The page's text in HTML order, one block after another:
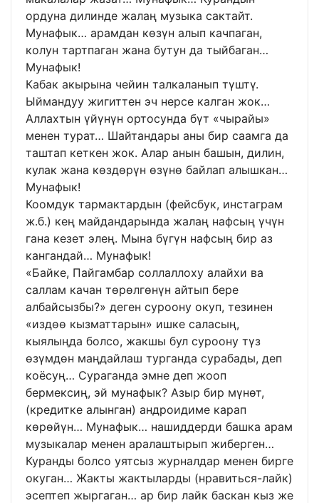
ордуна дилинде жалаң музыка сактайт.
Мунафык… арамдан көзүн алып качпаган,
колун тартпаган жана бутун да тыйбаган…
Мунафык!
Кабак акырына чейин талкаланып түштү.
Ыймандуу жигиттен эч нерсе калган жок…
Аллахтын үйүнүн ортосунда бүт «чырайы»
менен турат… Шайтандары аны бир саамга да
таштап кеткен жок. Алар анын башын, дилин,
кулак жана көздөрүн өзүнө байлап алышкан…
Мунафык!
Коомдук тармактардын (фейсбук, инстаграм
ж.б.) кең майдандарында жалаң нафсың үчүн
гана кезет элең. Мына бүгүн нафсың бир аз
кангандай… Мунафык!
«Байке, Пайгамбар соллаллоху алайхи ва
саллам качан төрөлгөнүн айтып бере
албайсызбы?» деген суроону окуп, тезинен
«издөө кызматтарын» ишке саласың,
кыялыңда болсо, жакшы бул суроону түз
өзүмдөн маңдайлаш турганда сурабады, деп
коёсуң… Сураганда эмне деп жооп
бермексиң, эй мунафык? Азыр бир мүнөт,
(кредитке алынган) андроидиме карап
көрөйүн… Мунафык… нашиддерди башка арам
музыкалар менен аралаштырып жиберген…
Куранды болсо уятсыз журналдар менен бирге
окуган… Жакты жактыларды (нравиться-лайк)
эсептеп жыргаган… ар бир лайк баскан кыз же